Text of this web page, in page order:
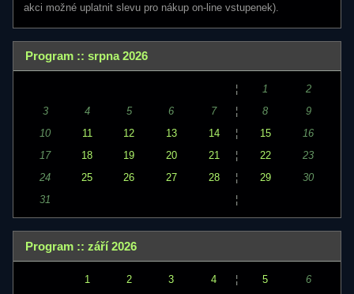
akci možné uplatnit slevu pro nákup on-line vstupenek).
Program :: srpna 2026
¦ 1
2
3
4 5 6 7 ¦ 8
9
10
11 12 13 14 ¦ 15
16
17
18 19 20 21 ¦ 22
23
24
25 26 27 28 ¦ 29
30
31
¦
Program :: září 2026
1 2 3 4 ¦ 5
6